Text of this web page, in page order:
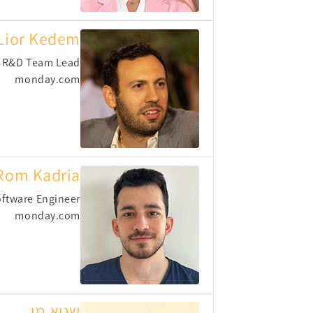
Kedem
Team Lead
monday.com
Kadria
Engineer
monday.com